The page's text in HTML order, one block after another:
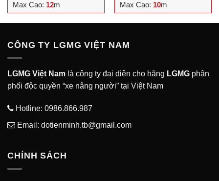
Max Cao: 12m
Max Cao: 10m
CÔNG TY LGMG VIỆT NAM
LGMG Việt Nam là công ty đại diện cho hãng LGMG phân
phối độc quyền “xe nâng người” tại Việt Nam
Hotline: 0986.866.987
Email: dotienminh.tb@gmail.com
CHÍNH SÁCH